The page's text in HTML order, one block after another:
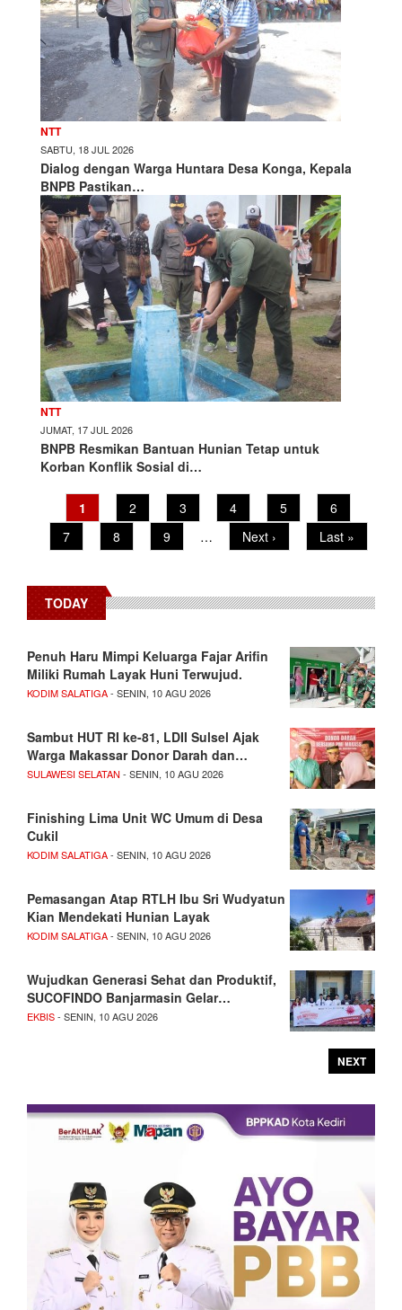
NTT
SABTU, 18 JUL 2026
Dialog dengan Warga Huntara Desa Konga, Kepala
BNPB Pastikan…
NTT
JUMAT, 17 JUL 2026
BNPB Resmikan Bantuan Hunian Tetap untuk
Korban Konflik Sosial di…
PaginationCurrent
page
1 Page
2 Page
3 Page
4 Page
5 Page
6
Page
7 Page
8 Page
9 …
Next
page
Next ›
Last
page
Last »
TODAY
Penuh Haru Mimpi Keluarga Fajar Arifin
Miliki Rumah Layak Huni Terwujud.
KODIM SALATIGA- SENIN, 10 AGU 2026
Sambut HUT RI ke-81, LDII Sulsel Ajak
Warga Makassar Donor Darah dan…
SULAWESI SELATAN - SENIN, 10 AGU 2026
Finishing Lima Unit WC Umum di Desa
Cukil
KODIM SALATIGA- SENIN, 10 AGU 2026
Pemasangan Atap RTLH Ibu Sri Wudyatun
Kian Mendekati Hunian Layak
KODIM SALATIGA- SENIN, 10 AGU 2026
Wujudkan Generasi Sehat dan Produktif,
SUCOFINDO Banjarmasin Gelar…
EKBIS- SENIN, 10 AGU 2026
NEXT